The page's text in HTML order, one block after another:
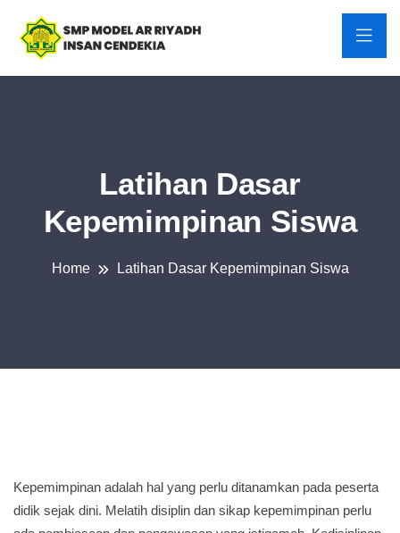
Latihan Dasar
Kepemimpinan Siswa
Home Latihan Dasar Kepemimpinan Siswa
Kepemimpinan adalah hal yang perlu ditanamkan pada peserta
didik sejak dini. Melatih disiplin dan sikap kepemimpinan perlu